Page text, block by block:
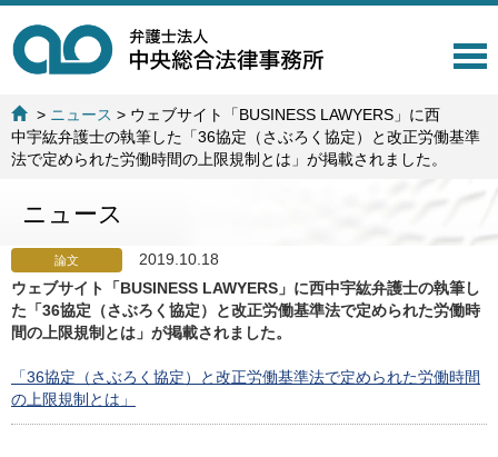
T
l
a
t
n
> ニュース > ウェブサイト「BUSINESS LAWYERS」に西
中宇紘弁護士の執筆した「36協定（さぶろく協定）と改正労働基準
法で定められた労働時間の上限規制とは」が掲載されました。
ニュース
論文
2019.10.18
ウェブサイト「BUSINESS LAWYERS」に西中宇紘弁護士の執筆し
た「36協定（さぶろく協定）と改正労働基準法で定められた労働時
間の上限規制とは」が掲載されました。
「36協定（さぶろく協定）と改正労働基準法で定められた労働時間
の上限規制とは」